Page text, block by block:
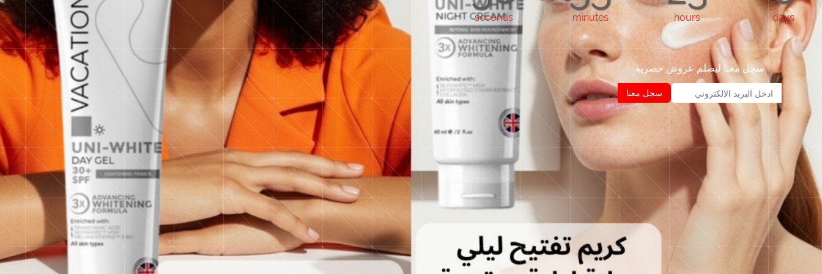
days
hours
minutes
seconds
سجل معنا ليصلم عروض حصرية